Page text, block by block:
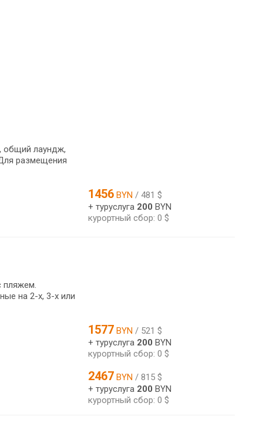
общий лаундж,
размещения
1456 BYN / 481 $
+ туруслуга 200 BYN
курортный сбор: 0 $
пляжем.
на 2-х, 3-х или
1577 BYN / 521 $
+ туруслуга 200 BYN
курортный сбор: 0 $
2467 BYN / 815 $
+ туруслуга 200 BYN
курортный сбор: 0 $